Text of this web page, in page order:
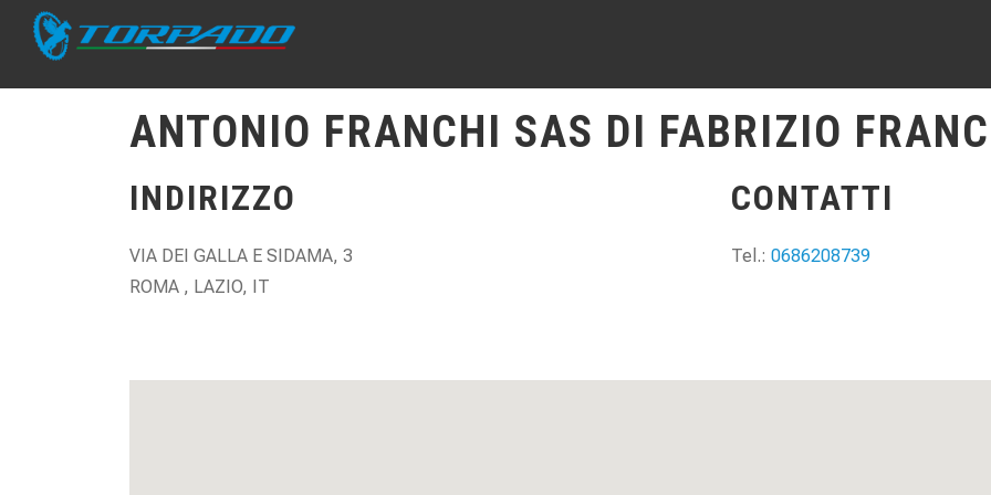
ANTONIO FRANCHI SAS DI FABRIZIO
INDIRIZZO
VIA DEI GALLA E SIDAMA, 3
ROMA , LAZIO, IT
CONTATTI
Tel.: 0686208739